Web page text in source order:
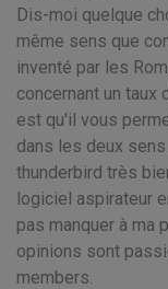
Dis-moi quelque
même sens que
inventé par les
concernant un taux
est qu'il vous
dans les deux
thunderbird très
logiciel aspirateur
pas manquer à ma
opinions sont
members.